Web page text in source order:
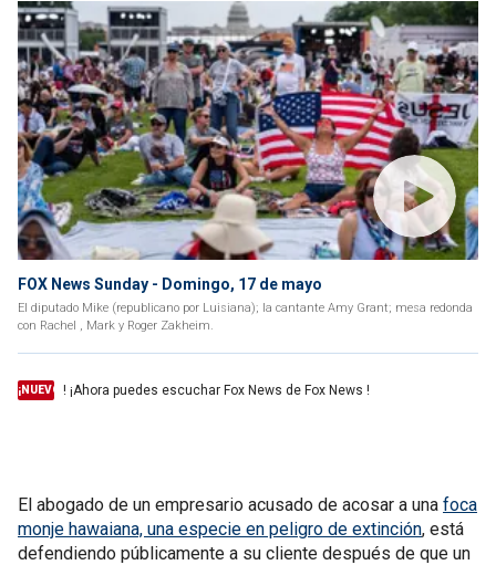
FOX News Sunday - Domingo, 17 de mayo
El diputado Mike (republicano por Luisiana); la cantante Amy Grant; mesa redonda
con Rachel , Mark y Roger Zakheim.
¡NUEVO ! ¡Ahora puedes escuchar Fox News de Fox News !
El abogado de un empresario acusado de acosar a una foca
monje hawaiana, una especie en peligro de extinción, está
defendiendo públicamente a su cliente después de que un